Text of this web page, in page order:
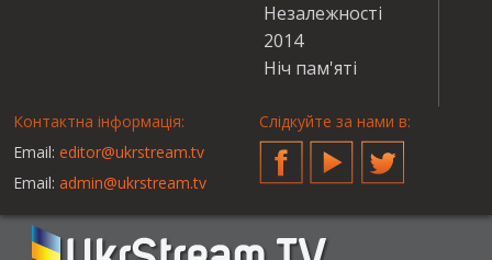
Незалежності
2014
Ніч пам'яті
Контактна інформація:
Email: editor@ukrstream.tv
Email: admin@ukrstream.tv
Слідкуйте за нами в:
FacebookYouTubeTwitter